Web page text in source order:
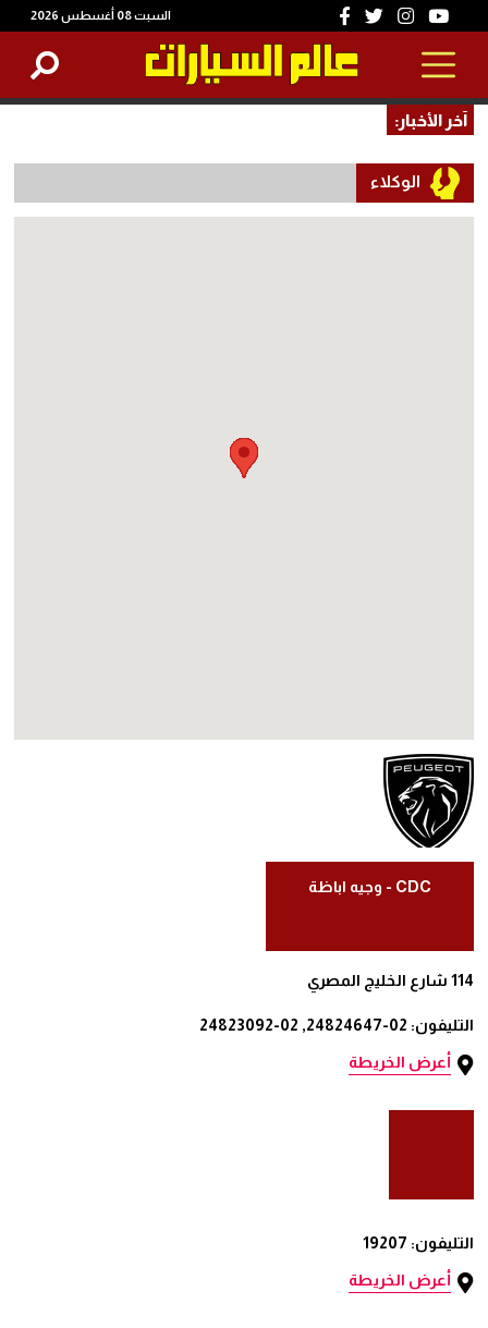
السبت 08 أغسطس 2026
آخر الأخبار:
الوكلاء
CDC - وجيه اباظة
114 شارع الخليج المصري
التليفون: 02-24824647, 02-24823092
أعرض الخريطة
التليفون: 19207
أعرض الخريطة